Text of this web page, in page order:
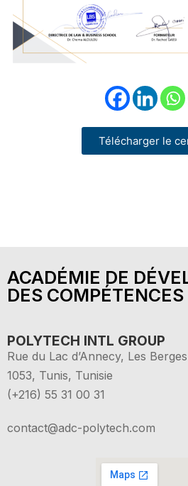
Télécharger le
ACADÉMIE DE
DES COMPÉTENCES
POLYTECH INTL GROUP
Rue du Lac d’Annecy, Les
1053, Tunis, Tunisie
(+216) 55 31 00 31
contact@adc-polytech.com